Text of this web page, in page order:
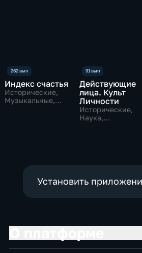
Индекс счастья
Исторические,
Музыкальные,
Действующие
лица. Культ
Личности
Исторические,
Наука,
Установить